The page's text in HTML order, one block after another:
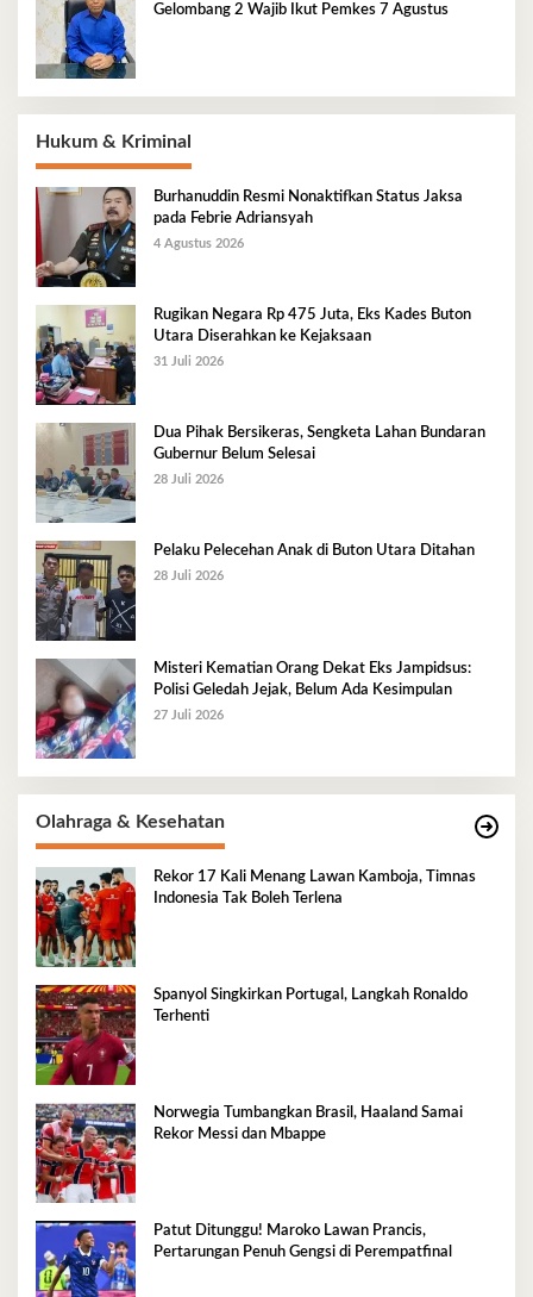
Gelombang 2 Wajib Ikut Pemkes 7 Agustus
Hukum & Kriminal
Burhanuddin Resmi Nonaktifkan Status Jaksa
pada Febrie Adriansyah
4 Agustus 2026
Rugikan Negara Rp 475 Juta, Eks Kades Buton
Utara Diserahkan ke Kejaksaan
31 Juli 2026
Dua Pihak Bersikeras, Sengketa Lahan Bundaran
Gubernur Belum Selesai
28 Juli 2026
Pelaku Pelecehan Anak di Buton Utara Ditahan
28 Juli 2026
Misteri Kematian Orang Dekat Eks Jampidsus:
Polisi Geledah Jejak, Belum Ada Kesimpulan
27 Juli 2026
Olahraga & Kesehatan
Rekor 17 Kali Menang Lawan Kamboja, Timnas
Indonesia Tak Boleh Terlena
Spanyol Singkirkan Portugal, Langkah Ronaldo
Terhenti
Norwegia Tumbangkan Brasil, Haaland Samai
Rekor Messi dan Mbappe
Patut Ditunggu! Maroko Lawan Prancis,
Pertarungan Penuh Gengsi di Perempatfinal